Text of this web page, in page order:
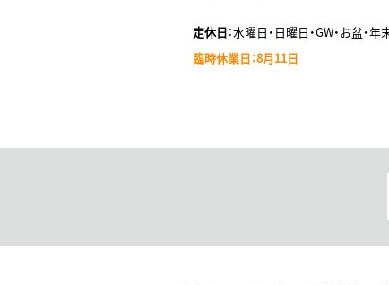
定休日：水曜日・日曜日・GW・お盆・
臨時休業日：8月11日